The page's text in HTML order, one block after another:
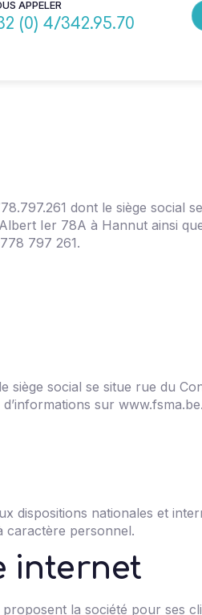
APPELER
(0) 4/342.95.70
dont le siège social
Ier 78A à Hannut ainsi
797 261.
social se situe rue du
sur www.fsma.be.
dispositions nationales et
caractère personnel.
internet
la société pour ses